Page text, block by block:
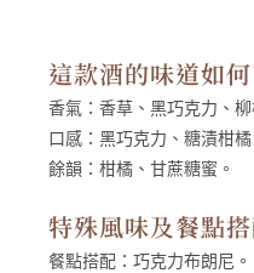
這款酒的味道如何
香氣： 香草、黑巧克力、柳
口感： 黑巧克力、糖漬柑
餘韻： 柑橘、甘蔗糖蜜。
特殊風味及餐點
餐點搭配： 巧克力布朗尼。